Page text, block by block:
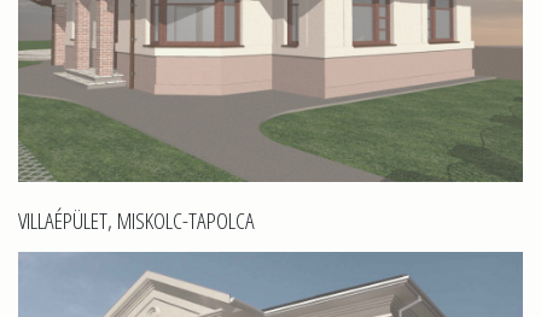
VILLAÉPÜLET, MISKOLC-TAPOLCA